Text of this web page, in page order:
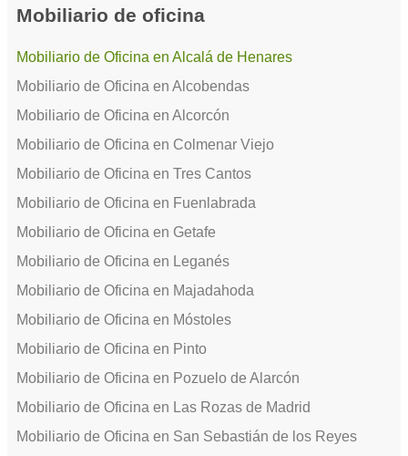
Mobiliario de oficina
Mobiliario de Oficina en Alcalá de Henares
Mobiliario de Oficina en Alcobendas
Mobiliario de Oficina en Alcorcón
Mobiliario de Oficina en Colmenar Viejo
Mobiliario de Oficina en Tres Cantos
Mobiliario de Oficina en Fuenlabrada
Mobiliario de Oficina en Getafe
Mobiliario de Oficina en Leganés
Mobiliario de Oficina en Majadahoda
Mobiliario de Oficina en Móstoles
Mobiliario de Oficina en Pinto
Mobiliario de Oficina en Pozuelo de Alarcón
Mobiliario de Oficina en Las Rozas de Madrid
Mobiliario de Oficina en San Sebastián de los Reyes